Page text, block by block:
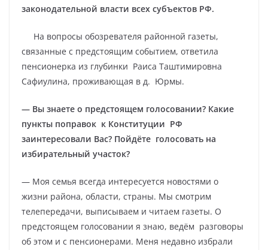
законодательной власти всех субъектов РФ.
На вопросы обозревателя районной газеты,
связанные с предстоящим событием, ответила
пенсионерка из глубинки Раиса Таштимировна
Сафиулина, проживающая в д. Юрмы.
— Вы знаете о предстоящем голосовании? Какие
пункты поправок к Конституции РФ
заинтересовали Вас? Пойдёте голосовать на
избирательный участок?
— Моя семья всегда интересуется новостями о
жизни района, области, страны. Мы смотрим
телепередачи, выписываем и читаем газеты. О
предстоящем голосовании я знаю, ведём разговоры
об этом и с пенсионерами. Меня недавно избрали